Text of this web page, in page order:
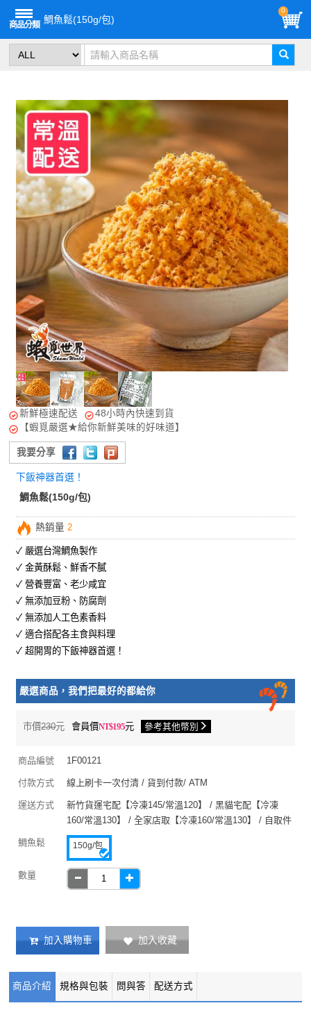
鯛魚鬆(150g/包)
0
新鮮極速配送
48小時內快速到貨
【蝦覓嚴選★給你新鮮美味的好味道】
我要分享
下飯神器首選！
鯛魚鬆(150g/包)
熱銷量2
✓ 嚴選台灣鯛魚製作
✓ 金黃酥鬆、鮮香不膩
✓ 營養豐富、老少咸宜
✓ 無添加豆粉、防腐劑
✓ 無添加人工色素香料
✓ 適合搭配各主食與料理
✓ 超開胃的下飯神器首選！
嚴選商品，我們把最好的都給你
市價230元 會員價 195元 參考其他幣別
商品編號 1F00121
付款方式 線上刷卡一次付清 / 貨到付款/ ATM
運送方式
新竹貨運宅配【冷凍145/常溫120】 / 黑貓宅配【冷凍
160/常溫130】 / 全家店取【冷凍160/常溫130】 / 自取件
鯛魚鬆 150g/包
數量
加入購物車 加入收藏
商品介紹 規格與包裝 問與答 配送方式